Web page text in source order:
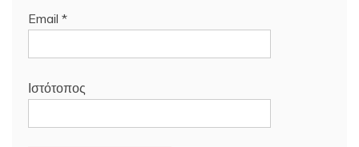
Email *
Ιστότοπος